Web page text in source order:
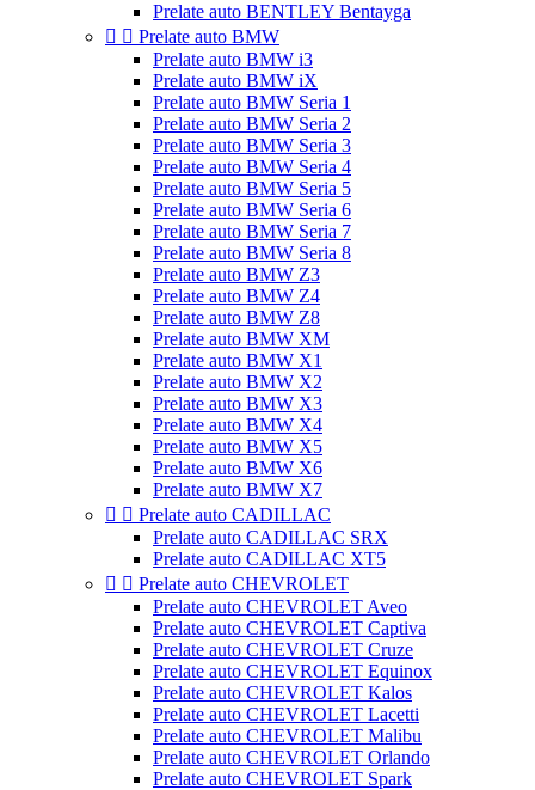
Prelate auto BENTLEY Bentayga
  Prelate auto BMW
Prelate auto BMW i3
Prelate auto BMW iX
Prelate auto BMW Seria 1
Prelate auto BMW Seria 2
Prelate auto BMW Seria 3
Prelate auto BMW Seria 4
Prelate auto BMW Seria 5
Prelate auto BMW Seria 6
Prelate auto BMW Seria 7
Prelate auto BMW Seria 8
Prelate auto BMW Z3
Prelate auto BMW Z4
Prelate auto BMW Z8
Prelate auto BMW XM
Prelate auto BMW X1
Prelate auto BMW X2
Prelate auto BMW X3
Prelate auto BMW X4
Prelate auto BMW X5
Prelate auto BMW X6
Prelate auto BMW X7
  Prelate auto CADILLAC
Prelate auto CADILLAC SRX
Prelate auto CADILLAC XT5
  Prelate auto CHEVROLET
Prelate auto CHEVROLET Aveo
Prelate auto CHEVROLET Captiva
Prelate auto CHEVROLET Cruze
Prelate auto CHEVROLET Equinox
Prelate auto CHEVROLET Kalos
Prelate auto CHEVROLET Lacetti
Prelate auto CHEVROLET Malibu
Prelate auto CHEVROLET Orlando
Prelate auto CHEVROLET Spark